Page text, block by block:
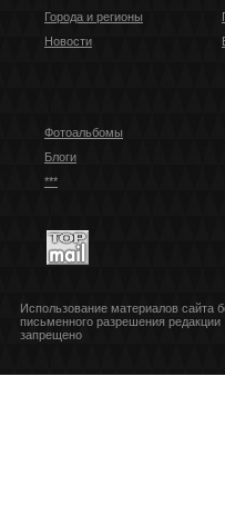
Города и регионы
Новости
Фотоальбомы
Блоги
***
Использование материалов сайта
письменного разрешения редакции
запрещено